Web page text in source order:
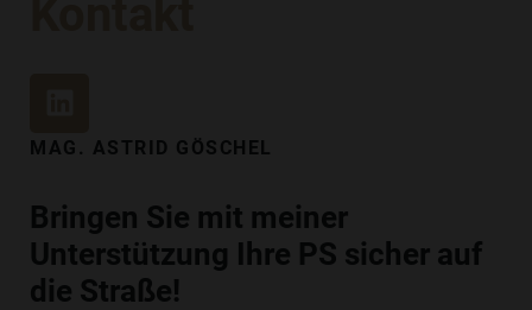
N
E
D
I
N
MAG. ASTRID GÖSCHEL
Bringen Sie mit meiner
Unterstützung Ihre PS sicher auf
die Straße!